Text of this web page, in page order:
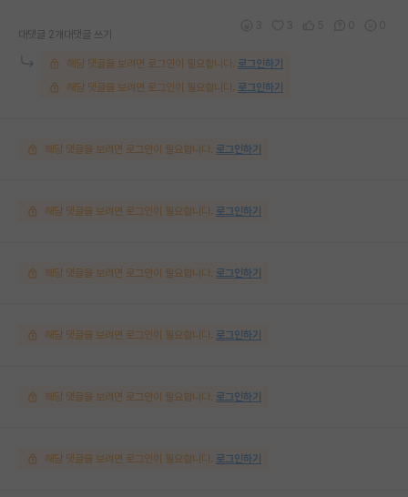
대댓글 2개 대댓글 쓰기
해당 댓글을 보려면 로그인이 필요합니다. 로그인하기
해당 댓글을 보려면 로그인이 필요합니다. 로그인하기
해당 댓글을 보려면 로그인이 필요합니다. 로그인하기
해당 댓글을 보려면 로그인이 필요합니다. 로그인하기
해당 댓글을 보려면 로그인이 필요합니다. 로그인하기
해당 댓글을 보려면 로그인이 필요합니다. 로그인하기
해당 댓글을 보려면 로그인이 필요합니다. 로그인하기
해당 댓글을 보려면 로그인이 필요합니다. 로그인하기